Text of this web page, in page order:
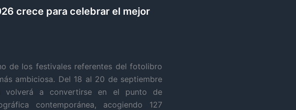
crece para celebrar el mejor
de los festivales referentes del fotolibro
ambiciosa. Del 18 al 20 de septiembre
volverá a convertirse en el punto de
contemporánea, acogiendo 127